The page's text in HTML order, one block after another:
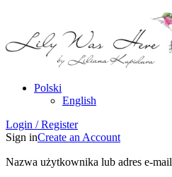
Polski
English
Login / Register
Sign inCreate an Account
Nazwa użytkownika lub adres e-mail